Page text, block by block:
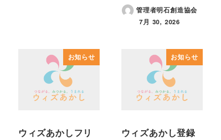
管理者明石創造協会
投稿日
7月 30, 2026
お知らせ
ウィズあかしフリ
お知らせ
ウィズあかし登録